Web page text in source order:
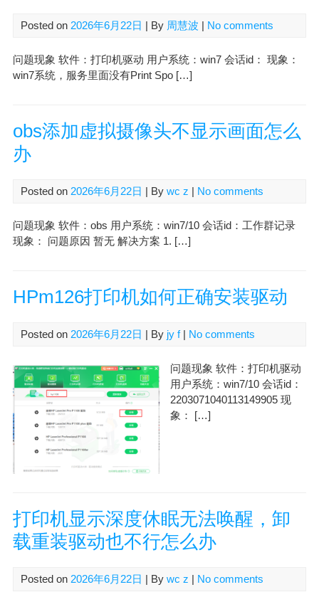
Posted on 2026年6月22日 | By 周慧波 No comments
问题现象 软件：打印机驱动 用户系统：win7 会话id： 现象：
win7系统，服务里面没有Print Spo […]
obs添加虚拟摄像头不显示画面怎么
办
Posted on 2026年6月22日 | By wc z No comments
问题现象 软件：obs 用户系统：win7/10 会话id：工作群记录
现象： 问题原因 暂无 解决方案 1. […]
HPm126打印机如何正确安装驱动
Posted on 2026年6月22日 | By jy f| No comments
问题现象 软件：打印机驱动
用户系统：win7/10 会话id：
2203071040113149905 现
象： […]
打印机显示深度休眠无法唤醒，卸
载重装驱动也不行怎么办
Posted on 2026年6月22日 | By wc z | No comments